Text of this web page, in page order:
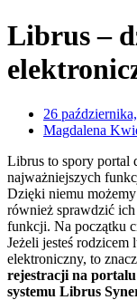
Librus –
26
Magdalena
Librus to spory portal
najważniejszych
Dzięki niemu
również sprawdzić
funkcji. Na początku
Jeżeli jesteś
elektroniczny, to
rejestracji na
systemu Librus